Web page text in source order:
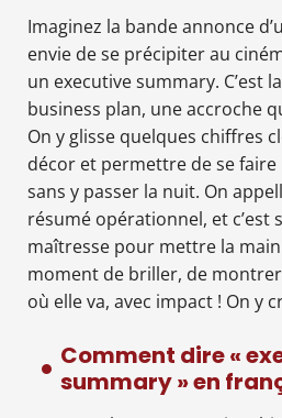
Imaginez la bande annonce
envie de se précipiter au
un executive summary. C’est
business plan, une accroche
On y glisse quelques chiffres
décor et permettre de se faire
sans y passer la nuit. On
résumé opérationnel, et c’est
maîtresse pour mettre la main
moment de briller, de montrer
où elle va, avec impact ! On y
Comment dire «
summary » en